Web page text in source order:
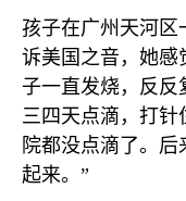
孩子在广州天河区
诉美国之音，她感
子一直发烧，反反
三四天点滴，打针
院都没点滴了。
起来。”